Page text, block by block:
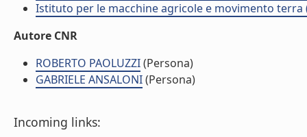
Istituto per le macchine agricole e movimento terra
Autore CNR
ROBERTO PAOLUZZI(Persona)
GABRIELE ANSALONI(Persona)
Incoming links: